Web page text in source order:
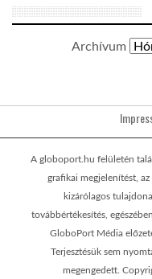
Archívum
A globoport.hu felületén
grafikai megjelenítést,
kizárólagos
továbbértékesítés,
GloboPort Média
Terjesztésük sem
megengedett.